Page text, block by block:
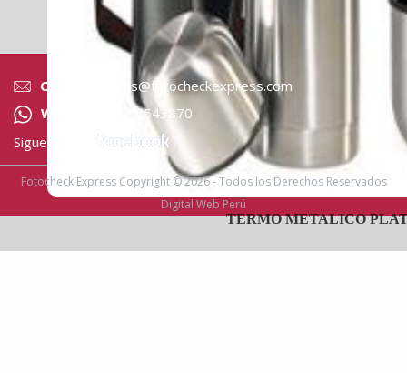
TERMO METALICO
Correo:
ventas@fotocheckexpress.com
Whatsapp:
958543870
Siguenos en:
Fotocheck Express Copyright © 2026 - Todos los Derechos Reservados
Digital Web Perú